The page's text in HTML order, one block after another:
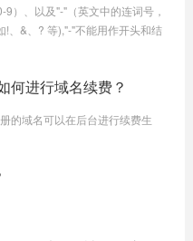
）、以及"-"（英文中的连词号，
、&、? 等),"-"不能用作开头和结
何进行域名续费？
的域名可以在后台进行续费生